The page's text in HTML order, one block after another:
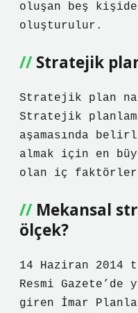
oluşan beş
oluşturulur.
Stratejik
Stratejik plan
Stratejik
aşamasında
almak için en
olan iç
Mekansal
ölçek?
14 Haziran 2014
Resmi Gazete’de
giren İmar